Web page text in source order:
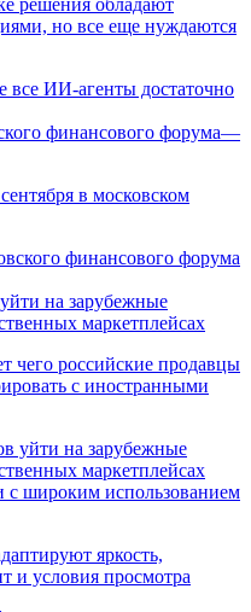
решения обладают
но все еще нуждаются
финансового форума—
в московском
на зарубежные
маркетплейсах
чего российские продавцы
с иностранными
с широким использованием
яркость,
и условия просмотра